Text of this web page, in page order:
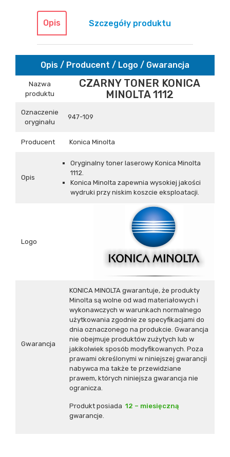
Opis Szczegóły produktu
Opis / Producent / Logo / Gwarancja
Nazwa
produktu
CZARNY TONER KONICA
MINOLTA 1112
Oznaczenie
oryginału
947-109
Producent Konica Minolta
Opis
Oryginalny toner laserowy Konica Minolta
1112.
Konica Minolta zapewnia wysokiej jakości
wydruki przy niskim koszcie eksploatacji.
Logo
Gwarancja
KONICA MINOLTA gwarantuje, że produkty
Minolta są wolne od wad materiałowych i
wykonawczych w warunkach normalnego
użytkowania zgodnie ze specyfikacjami do
dnia oznaczonego na produkcie. Gwarancja
nie obejmuje produktów zużytych lub w
jakikolwiek sposób modyfikowanych. Poza
prawami określonymi w niniejszej gwarancji
nabywca ma także te przewidziane
prawem, których niniejsza gwarancja nie
ogranicza.
Produkt posiada 12 – miesięczną
gwarancje.